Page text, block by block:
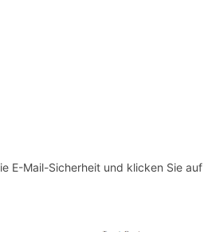
E-Mail-Sicherheit und klicken Sie